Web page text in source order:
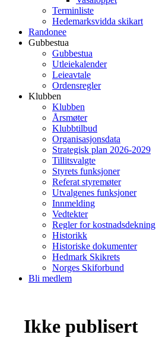
Terminliste
Hedemarksvidda skikart
Randonee
Gubbestua
Gubbestua
Utleiekalender
Leieavtale
Ordensregler
Klubben
Klubben
Årsmøter
Klubbtilbud
Organisasjonsdata
Strategisk plan 2026-2029
Tillitsvalgte
Styrets funksjoner
Referat styremøter
Utvalgenes funksjoner
Innmelding
Vedtekter
Regler for kostnadsdekning
Historikk
Historiske dokumenter
Hedmark Skikrets
Norges Skiforbund
Bli medlem
Ikke publisert